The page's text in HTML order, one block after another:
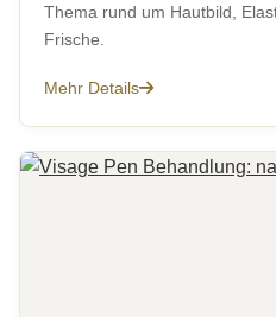
Thema rund um Hautbild,
Frische.
Mehr Details